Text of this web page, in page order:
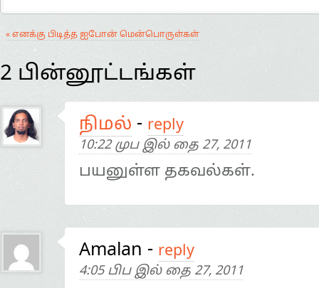
« எனக்கு பிடித்த ஐபோன் மென்பொருள்கள்
2 பின்னூட்டங்கள்
நிமல் - reply
10:22 முப இல் தை 27, 2011
பயனுள்ள தகவல்கள்.
Amalan - reply
4:05 பிப இல் தை 27, 2011